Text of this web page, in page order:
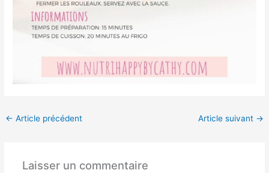
← Article précédent Article suivant →
Laisser un commentaire